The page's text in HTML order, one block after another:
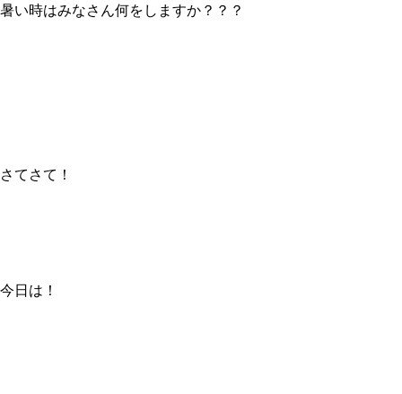
暑い時はみなさん何をしますか？？？
さてさて！
今日は！